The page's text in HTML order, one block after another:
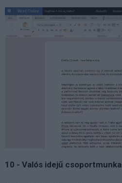
10 - Valós idejű csoportmunka